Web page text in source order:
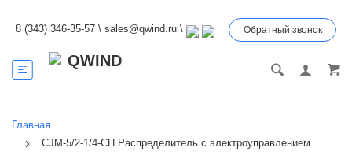
8 (343) 346-35-57 \ sales@qwind.ru \ Обратный звонок
Главная
CJM-5/2-1/4-CH Распределитель с электроуправлением